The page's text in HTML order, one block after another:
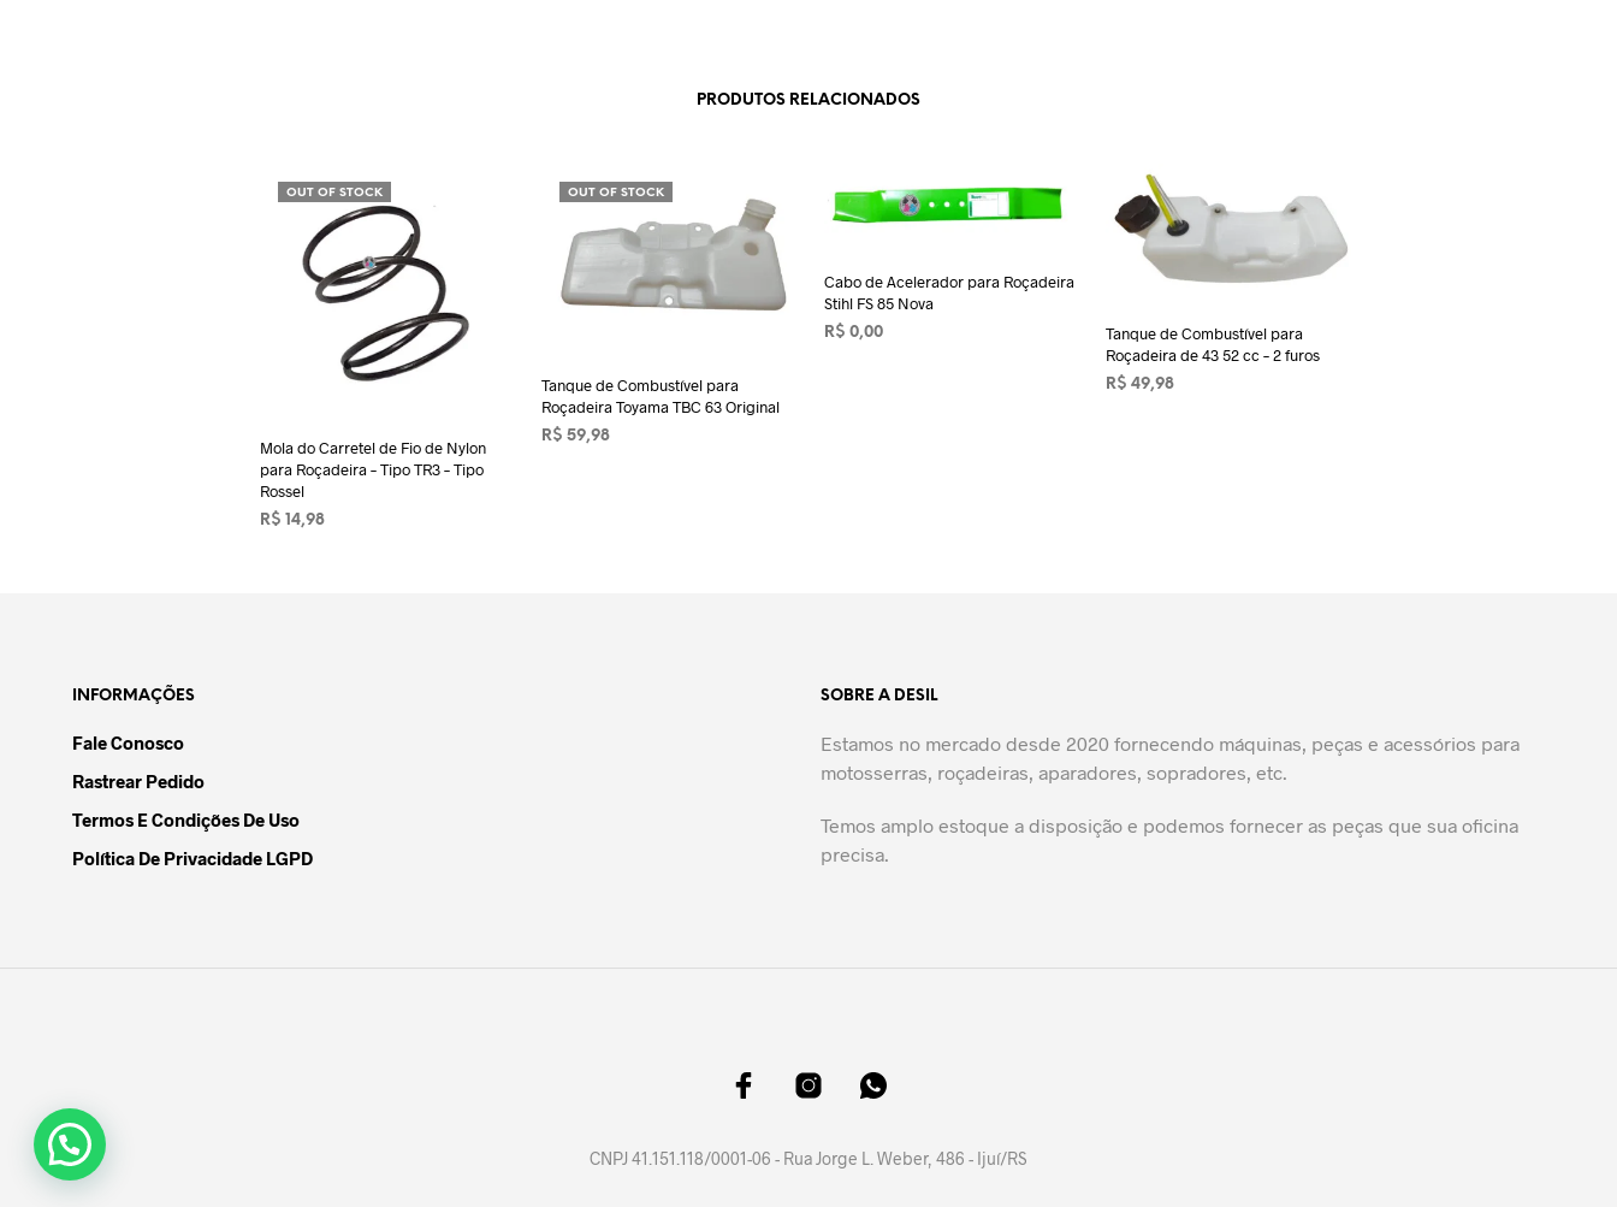
PRODUTOS RELACIONADOS
OUT OF STOCK
Mola do Carretel de Fio de Nylon
para Roçadeira – Tipo TR3 – Tipo
Rossel
R$ 14,98
OUT OF STOCK
Tanque de Combustível para
Roçadeira Toyama TBC 63 Original
R$ 59,98
Cabo de Acelerador para Roçadeira
Stihl FS 85 Nova
R$ 0,00
Tanque de Combustível para
Roçadeira de 43 52 cc – 2 furos
R$ 49,98
INFORMAÇÕES
Fale Conosco
Rastrear Pedido
Termos E Condições De Uso
Política De Privacidade LGPD
SOBRE A DESIL
Estamos no mercado desde 2020 fornecendo máquinas, peças e acessórios para
motosserras, roçadeiras, aparadores, sopradores, etc.
Temos amplo estoque a disposição e podemos fornecer as peças que sua oficina
precisa.
CNPJ 41.151.118/0001-06 - Rua Jorge L. Weber, 486 - Ijuí/RS